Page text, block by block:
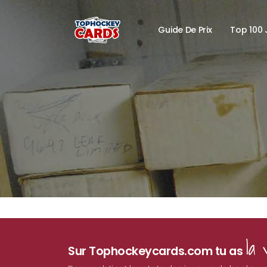
Guide De Prix Top 100
Sur Tophockeycards.com tu as la